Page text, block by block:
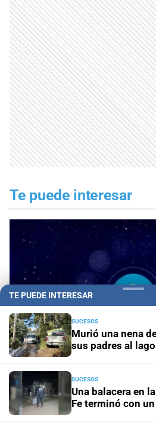
Te puede interesar
Horóscopo de hoy para
2026
TE PUEDE INTERESAR
SUCESOS
Murió una nena
sus padres al
SUCESOS
Una balacera en
Fe terminó con